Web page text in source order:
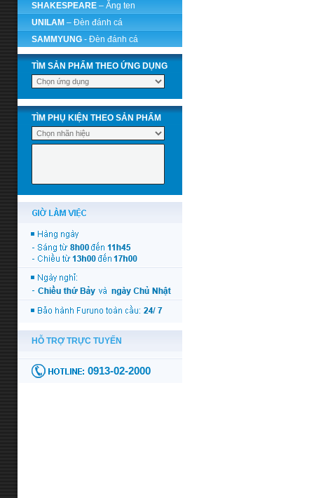
SHAKESPEARE – Ăng ten
UNILAM – Đèn đánh cá
SAMMYUNG - Đèn đánh cá
TÌM SẢN PHẨM THEO ỨNG DỤNG
TÌM PHỤ KIỆN THEO SẢN PHẨM